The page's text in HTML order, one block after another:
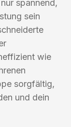
spannend,
sein
wie
sorgfältig,
und dein